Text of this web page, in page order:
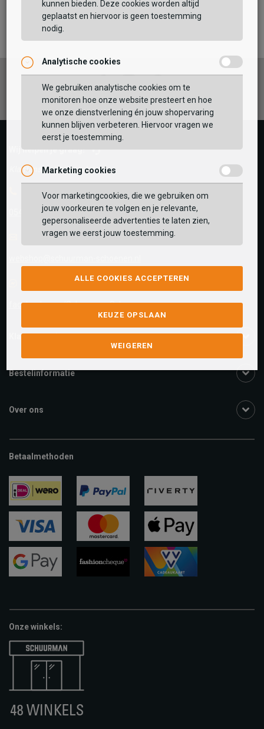
TOEVOEGEN AAN WINKELTAS
GEBRUIK MIJN LOCATIE
Zoek op postcode of gebruik jouw locatie om de
voorraad in een van onze winkels te bekijken.
BEKIJK WINKELTAS
VERDER WINKELEN
Vaak samen gekocht met
Wij helpen je graag!
Klantenservice is gesloten
Telefoon
0545-280081
E-mail Antwoord binnen 24 uur
Facebook chat
facebook.com/SchuurmanSchoenen
Klantenservice
Bestelinformatie
Over ons
Betaalmethoden
ideal paypal riverty
visa
apple-
pay
Onze winkels:
kunnen bieden. Deze cookies worden altijd
geplaatst en hiervoor is geen toestemming
nodig.
Analytische cookies
We gebruiken analytische cookies om te
monitoren hoe onze website presteert en hoe
we onze dienstverlening én jouw shopervaring
kunnen blijven verbeteren. Hiervoor vragen we
eerst je toestemming.
Marketing cookies
Voor marketingcookies, die we gebruiken om
jouw voorkeuren te volgen en je relevante,
gepersonaliseerde advertenties te laten zien,
vragen we eerst jouw toestemming.
ALLE COOKIES ACCEPTEREN
KEUZE OPSLAAN
WEIGEREN